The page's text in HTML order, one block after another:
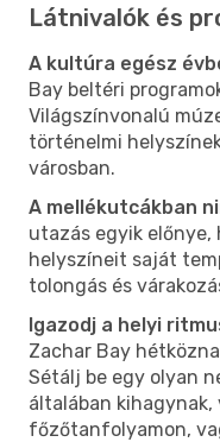
Látnivalók és
A kultúra egész
Bay beltéri
Világszínvonalú
történelmi
városban.
A mellékutcákban
utazás egyik előnye,
helyszíneit saját
tolongás és
Igazodj a helyi
Zachar Bay
Sétálj be egy olyan
általában
főzőtanfolyamon,